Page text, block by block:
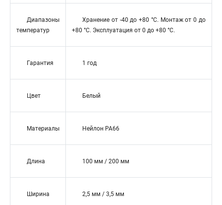
Диапазоны
температур
Хранение от -40 до +80 °С. Монтаж от 0 до
+80 °С. Эксплуатация от 0 до +80 °С.
Гарантия 1 год
Цвет Белый
Материалы Нейлон РА66
Длина 100 мм / 200 мм
Ширина 2,5 мм / 3,5 мм